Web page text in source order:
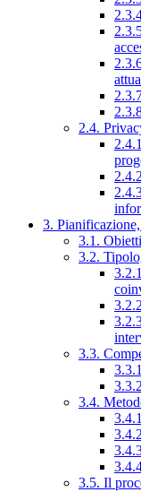
2.4.
3.
3.1.
3.2.
3.3.
3.4.
3.5. Il